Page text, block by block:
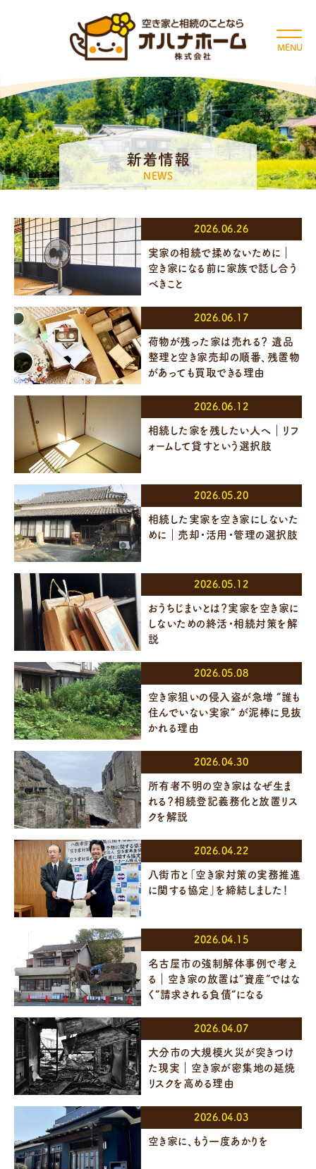
MENU
新着情報
NEWS
2026.06.26
実家の相続で揉めないために｜
空き家になる前に家族で話し合う
べきこと
2026.06.17
荷物が残った家は売れる？ 遺品
整理と空き家売却の順番、残置物
があっても買取できる理由
2026.06.12
相続した家を残したい人へ｜リフ
ォームして貸すという選択肢
2026.05.20
相続した実家を空き家にしないた
めに｜売却・活用・管理の選択肢
2026.05.12
おうちじまいとは？実家を空き家に
しないための終活・相続対策を解
説
2026.05.08
空き家狙いの侵入盗が急増 “誰も
住んでいない実家” が泥棒に見抜
かれる理由
2026.04.30
所有者不明の空き家はなぜ生ま
れる？相続登記義務化と放置リス
クを解説
2026.04.22
八街市と「空き家対策の実務推進
に関する協定」を締結しました！
2026.04.15
名古屋市の強制解体事例で考え
る｜空き家の放置は”資産”ではな
く”請求される負債”になる
2026.04.07
大分市の大規模火災が突きつけ
た現実｜空き家が密集地の延焼
リスクを高める理由
2026.04.03
空き家に、もう一度あかりを